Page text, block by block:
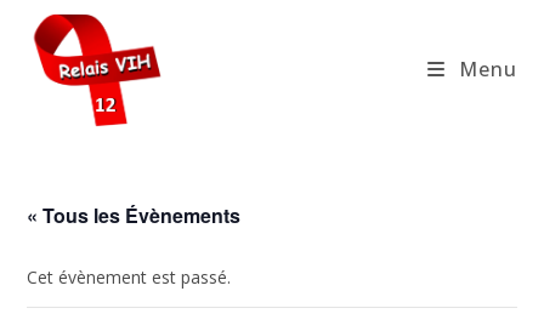
content
Menu
« Tous les Évènements
Cet évènement est passé.